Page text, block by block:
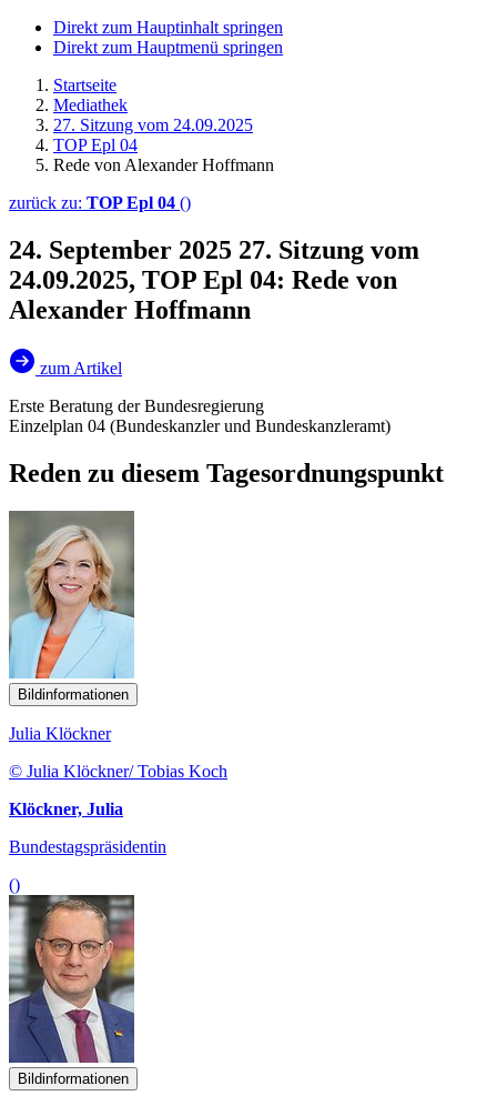
Direkt zum Hauptinhalt springen
Direkt zum Hauptmenü springen
Startseite
Mediathek
27. Sitzung vom 24.09.2025
TOP Epl 04
Rede von Alexander Hoffmann
zurück zu: TOP Epl 04 ()
24. September 2025 27. Sitzung vom
24.09.2025, TOP Epl 04: Rede von
Alexander Hoffmann
zum Artikel
Erste Beratung der Bundesregierung
Einzelplan 04 (Bundeskanzler und Bundeskanzleramt)
Reden zu diesem Tagesordnungspunkt
Bildinformationen
Julia Klöckner
© Julia Klöckner/ Tobias Koch
Klöckner, Julia
Bundestagspräsidentin
()
Bildinformationen